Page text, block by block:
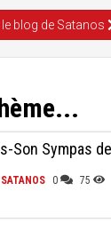
le blog de Satanos
Son Sympas
SATANOS 0 75